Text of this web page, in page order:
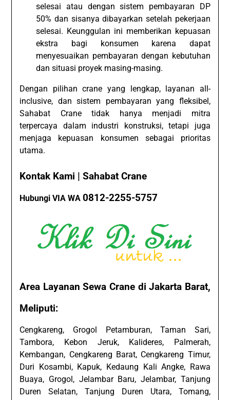
selesai atau dengan sistem pembayaran DP
50% dan sisanya dibayarkan setelah pekerjaan
selesai. Keunggulan ini memberikan kepuasan
ekstra bagi konsumen karena dapat
menyesuaikan pembayaran dengan kebutuhan
dan situasi proyek masing-masing.
Dengan pilihan crane yang lengkap, layanan all-
inclusive, dan sistem pembayaran yang fleksibel,
Sahabat Crane tidak hanya menjadi mitra
terpercaya dalam industri konstruksi, tetapi juga
menjaga kepuasan konsumen sebagai prioritas
utama.
Kontak Kami | Sahabat Crane
Hubungi VIA WA0812-2255-5757
Area Layanan Sewa Crane di Jakarta Barat,
Meliputi:
Cengkareng, Grogol Petamburan, Taman Sari,
Tambora, Kebon Jeruk, Kalideres, Palmerah,
Kembangan, Cengkareng Barat, Cengkareng Timur,
Duri Kosambi, Kapuk, Kedaung Kali Angke, Rawa
Buaya, Grogol, Jelambar Baru, Jelambar, Tanjung
Duren Selatan, Tanjung Duren Utara, Tomang,